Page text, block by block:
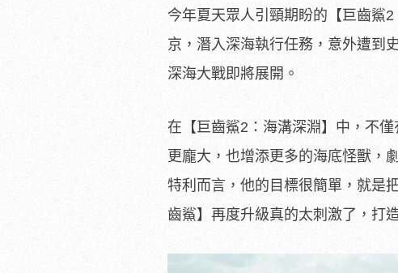
今年夏天眾人引頸期盼的【巨齒鯊
京，潛入深海執行任務，意外遭到
深海大戰即將展開。
在【巨齒鯊2：海溝深淵】中，不
更龐大，也增添更多的海底怪獸，
特利而言，他的目標很簡單，就是
齒鯊】 再度升級真的太刺激了，打